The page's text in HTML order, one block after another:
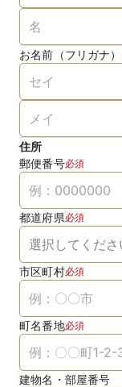
お名前（フリガナ）
住所
郵便番号必須
都道府県必須
市区町村必須
町名番地必須
建物名・部屋番号